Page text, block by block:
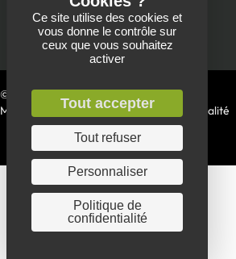
Envoyer un message
05 49 81 90 22
© 2026 Charpente Onillon
Mentions Légales|Politique de confidentialité
Ce site utilise des cookies et
vous donne le contrôle sur
ceux que vous souhaitez
activer
Tout accepter
Tout refuser
Personnaliser
Politique de
confidentialité